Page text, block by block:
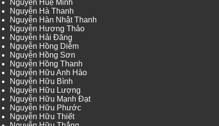
Nguyễn Huệ Minh
Nguyễn Hà Thanh
Nguyễn Hàn Nhật Thanh
Nguyễn Hương Thảo
Nguyễn Hải Đăng
Nguyễn Hồng Diễm
Nguyễn Hồng Sơn
Nguyễn Hồng Thanh
Nguyễn Hữu Anh Hào
Nguyễn Hữu Bình
Nguyễn Hữu Lượng
Nguyễn Hữu Mạnh Đạt
Nguyễn Hữu Phước
Nguyễn Hữu Thiết